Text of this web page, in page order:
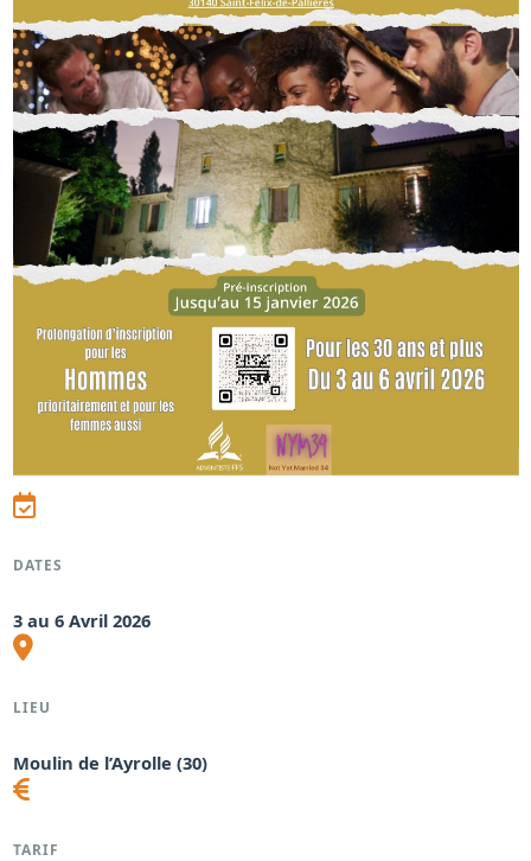
DATES
3 au 6 Avril 2026
LIEU
Moulin de l’Ayrolle (30)
TARIF